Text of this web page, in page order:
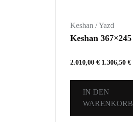
Keshan / Yazd
Keshan 367×245
2.010,00€ 1.306,50 €
IN DEN
WARENKORB